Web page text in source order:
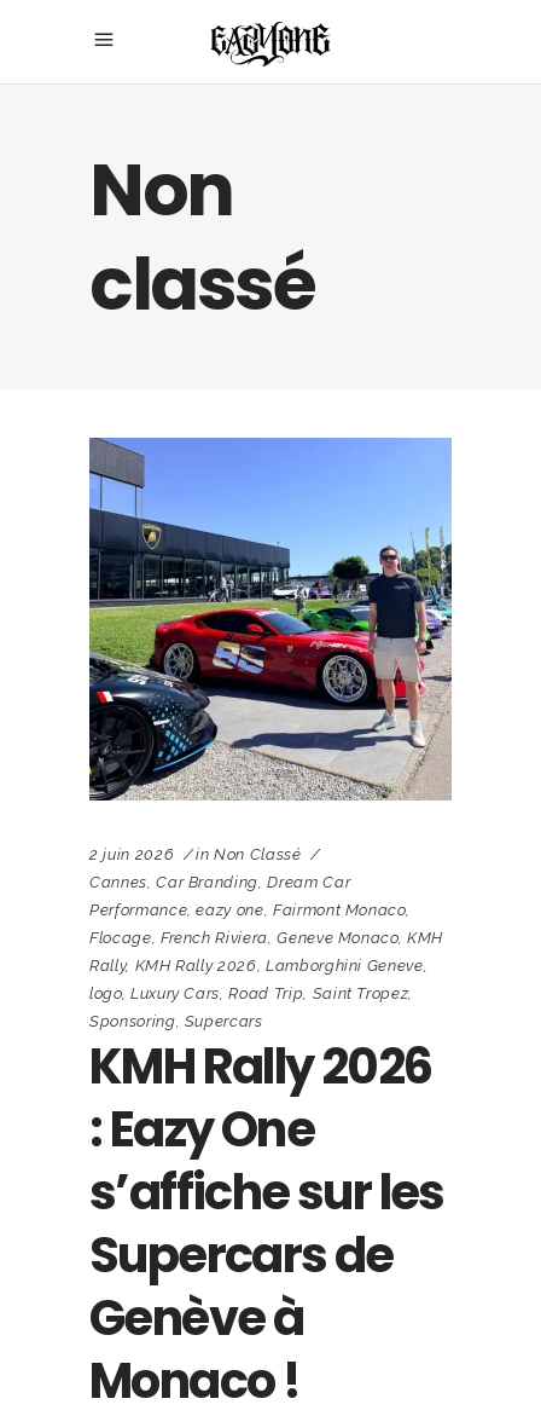
Non
classé
2 juin 2026 in Non Classé
Cannes,Car Branding,Dream Car
Performance,eazy one, Fairmont Monaco,
Flocage, French Riviera,Geneve Monaco,KMH
Rally, KMH Rally 2026, Lamborghini Geneve,
logo, Luxury Cars,Road Trip, Saint Tropez,
Sponsoring, Supercars
KMH Rally 2026
: Eazy One
s’affiche sur les
Supercars de
Genève à
Monaco !